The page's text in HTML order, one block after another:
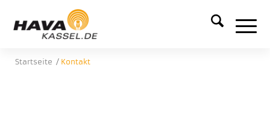
Startseite / Kontakt